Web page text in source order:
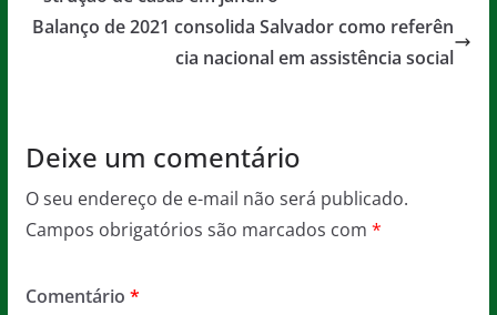
o p
p
e
Balanço de 2021 consolida Salvador como referên
cia nacional em assistência social
Deixe um comentário
O seu endereço de e-mail não será publicado.
Campos obrigatórios são marcados com *
Comentário *